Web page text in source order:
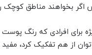
بخواهند مناطق کوچک
برای افرادی که رنگ
از هم تفکیک کرد،